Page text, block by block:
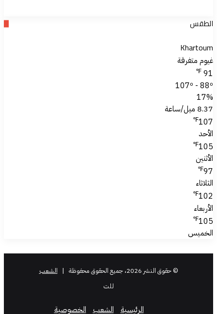
الطقس
Khartoum
غيوم متفرقة
91
℉
107º - 88º
17%
8.37 ميل/ساعة
107
℉
الأحد
105
℉
الأثنين
97
℉
الثلاثاء
102
℉
الأربعاء
105
℉
الخميس
© حقوق النشر 2026، جميع الحقوق محفوظة |
الشعب
للت
الرئيسية الشعب الخصوصية